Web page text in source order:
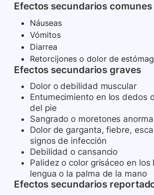
Efectos secundarios comunes
Náuseas
Vómitos
Diarrea
Retorcijones o dolor de
Efectos secundarios graves
Dolor o debilidad muscular
Entumecimiento en los dedos
del pie
Sangrado o moretones
Dolor de garganta, fiebre,
signos de infección
Debilidad o cansancio
Palidez o color grisáceo en los
lengua o la palma de la mano
Efectos secundarios